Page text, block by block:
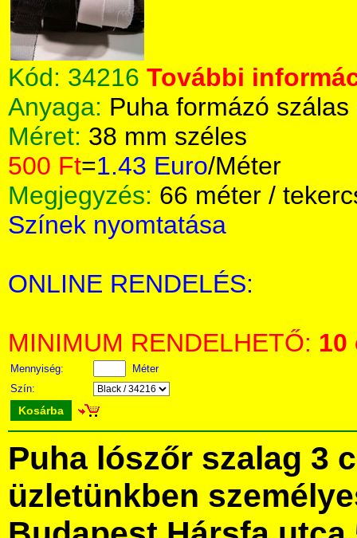
Kód: 34216 További
Anyaga: Puha formázó szálas
Méret: 38 mm széles
500 Ft=1.43 Euro/Méter
Megjegyzés: 66 méter /
Színek nyomtatása
ONLINE RENDELÉS:
MINIMUM RENDELHETŐ: 10
Mennyiség:
Méter
Szín:
Kosárba
Puha lószőr szalag 3
üzletünkben